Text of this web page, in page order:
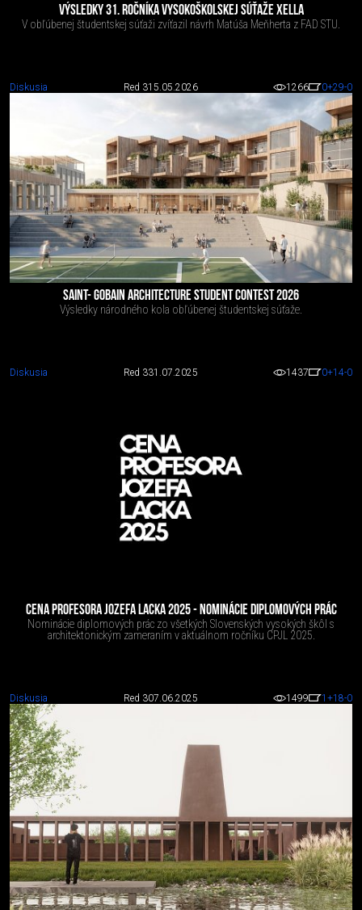
VÝSLEDKY 31. ROČNÍKA VYSOKOŠKOLSKEJ SÚŤAŽE XELLA
V obľúbenej študentskej súťaži zvíťazil návrh Matúša Meňherta z FAD STU.
Diskusia Red 315.05.2026 1266 0+29-0
SAINT- GOBAIN ARCHITECTURE STUDENT CONTEST 2026
Výsledky národného kola obľúbenej študentskej súťaže.
Diskusia Red 331.07.2025 1437 0+14-0
CENA PROFESORA JOZEFA LACKA 2025 - NOMINÁCIE DIPLOMOVÝCH PRÁC
Nominácie diplomových prác zo všetkých Slovenských vysokých škôl s
architektonickým zameraním v aktuálnom ročníku CPJL 2025.
Diskusia Red 307.06.2025 1499 1 +18-0